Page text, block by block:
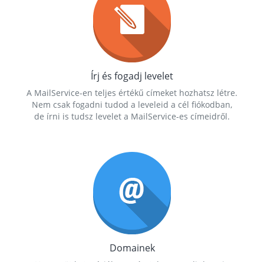
Írj és fogadj levelet
A MailService-en teljes értékű címeket hozhatsz létre.
Nem csak fogadni tudod a leveleid a cél fiókodban,
de írni is tudsz levelet a MailService-es címeidről.
Domainek